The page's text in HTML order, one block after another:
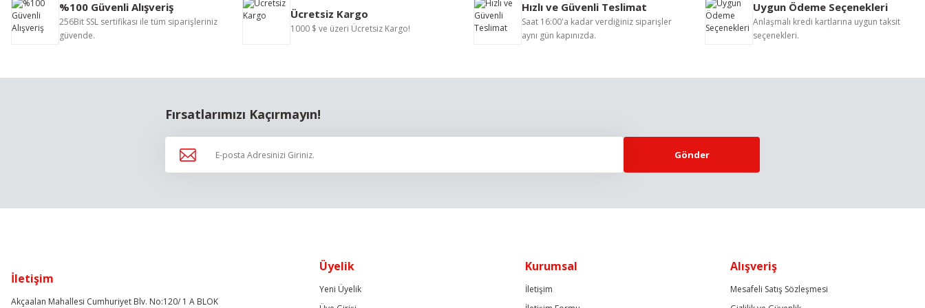
Yorum Yaz
Ürün açıklamasında eksik bilgiler bulunuyor.
Ürün bilgilerinde hatalar bulunuyor.
%100 Güvenli Alışveriş
256Bit SSL sertifikası ile tüm siparişleriniz
güvende.
Ücretsiz Kargo
1000 $ ve üzeri Ücretsiz Kargo!
Hızlı ve Güvenli Teslimat
Saat 16:00'a kadar verdiğiniz siparişler
aynı gün kapınızda.
Uygun Ödeme Seçenekleri
Anlaşmalı kredi kartlarına uygun taksit
seçenekleri.
Fırsatlarımızı Kaçırmayın!
Gönder
İletişim
Akçaalan Mahallesi Cumhuriyet Blv. No:120/ 1 A BLOK
Üyelik
Yeni Üyelik
Kurumsal
İletişim
Alışveriş
Mesafeli Satış Sözleşmesi